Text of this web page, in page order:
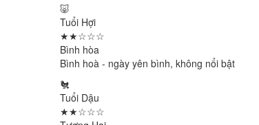
🐷
Tuổi Hợi
★★☆☆☆
Bình hòa
Bình hoà - ngày yên bình, không nổi bật
🐔
Tuổi Dậu
★★☆☆☆